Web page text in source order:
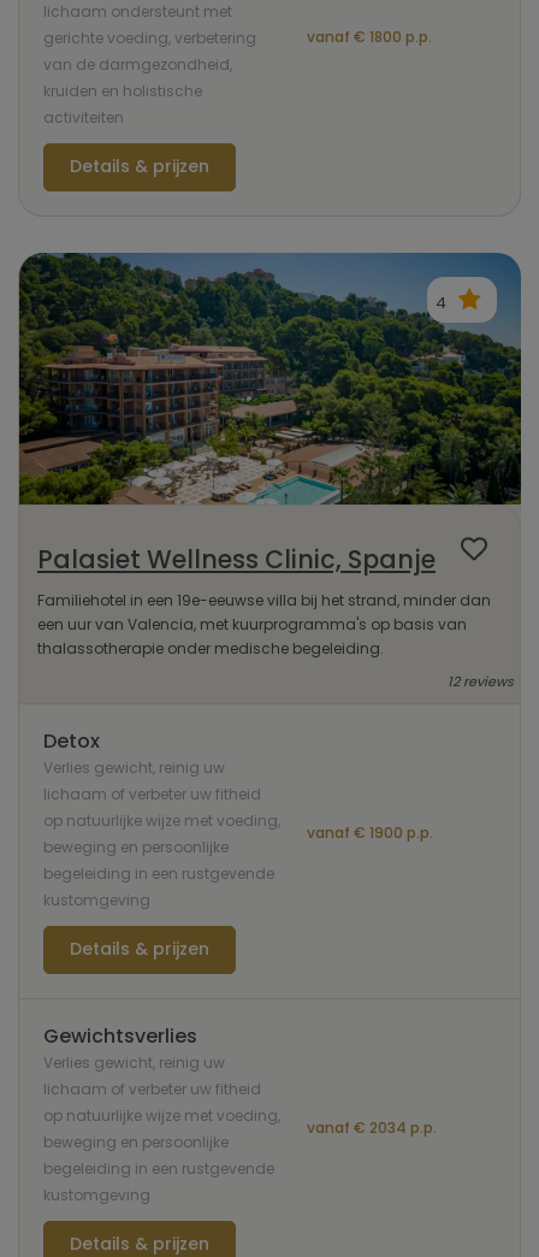
lichaam ondersteunt met
gerichte voeding, verbetering
van de darmgezondheid,
kruiden en holistische
activiteiten
vanaf € 1800 p.p.
Details & prijzen
4
Palasiet Wellness Clinic, Spanje
Familiehotel in een 19e-eeuwse villa bij het strand, minder dan
een uur van Valencia, met kuurprogramma's op basis van
thalassotherapie onder medische begeleiding.
12 reviews
Detox
Verlies gewicht, reinig uw
lichaam of verbeter uw fitheid
op natuurlijke wijze met voeding,
beweging en persoonlijke
begeleiding in een rustgevende
kustomgeving
vanaf € 1900 p.p.
Details & prijzen
Gewichtsverlies
Verlies gewicht, reinig uw
lichaam of verbeter uw fitheid
op natuurlijke wijze met voeding,
beweging en persoonlijke
begeleiding in een rustgevende
kustomgeving
vanaf € 2034 p.p.
Details & prijzen